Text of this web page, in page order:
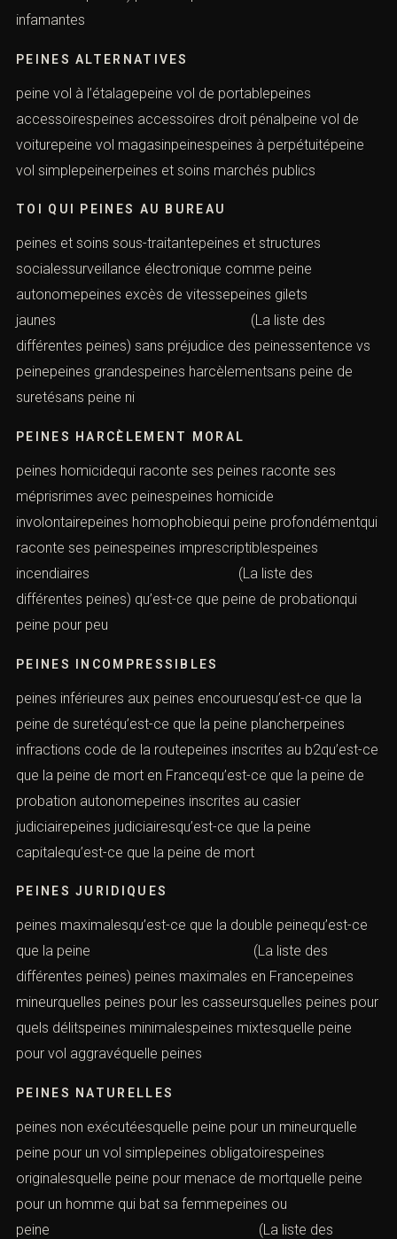
infamantes
PEINES ALTERNATIVES
peine vol à l’étalagepeine vol de portablepeines
accessoirespeines accessoires droit pénalpeine vol de
voiturepeine vol magasinpeinespeines à perpétuitépeine
vol simplepeinerpeines et soins marchés publics
TOI QUI PEINES AU BUREAU
peines et soins sous-traitantepeines et structures
socialessurveillance électronique comme peine
autonomepeines excès de vitessepeines gilets
jaunes (La liste des
différentes peines) sans préjudice des peinessentence vs
peinepeines grandespeines harcèlementsans peine de
suretésans peine ni
PEINES HARCÈLEMENT MORAL
peines homicidequi raconte ses peines raconte ses
méprisrimes avec peinespeines homicide
involontairepeines homophobiequi peine profondémentqui
raconte ses peinespeines imprescriptiblespeines
incendiaires (La liste des
différentes peines) qu’est-ce que peine de probationqui
peine pour peu
PEINES INCOMPRESSIBLES
peines inférieures aux peines encouruesqu’est-ce que la
peine de suretéqu’est-ce que la peine plancherpeines
infractions code de la routepeines inscrites au b2qu’est-ce
que la peine de mort en Francequ’est-ce que la peine de
probation autonomepeines inscrites au casier
judiciairepeines judiciairesqu’est-ce que la peine
capitalequ’est-ce que la peine de mort
PEINES JURIDIQUES
peines maximalesqu’est-ce que la double peinequ’est-ce
que la peine (La liste des
différentes peines) peines maximales en Francepeines
mineurquelles peines pour les casseursquelles peines pour
quels délitspeines minimalespeines mixtesquelle peine
pour vol aggravéquelle peines
PEINES NATURELLES
peines non exécutéesquelle peine pour un mineurquelle
peine pour un vol simplepeines obligatoirespeines
originalesquelle peine pour menace de mortquelle peine
pour un homme qui bat sa femmepeines ou
peine (La liste des